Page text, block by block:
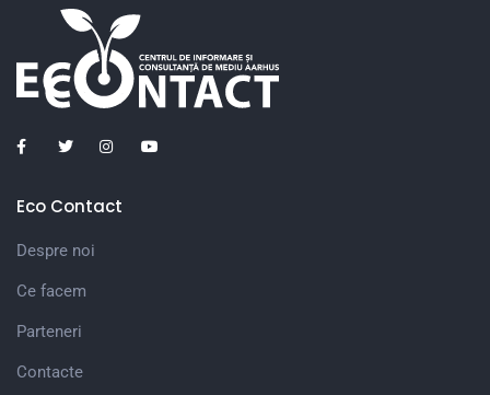
Eco Contact
Despre noi
Ce facem
Parteneri
Contacte